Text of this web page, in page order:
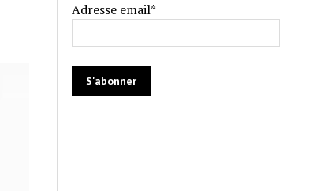
Adresse email*